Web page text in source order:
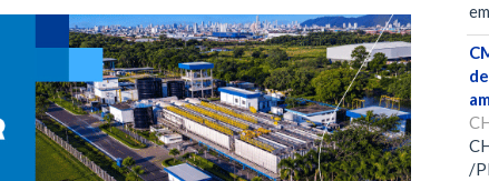
/